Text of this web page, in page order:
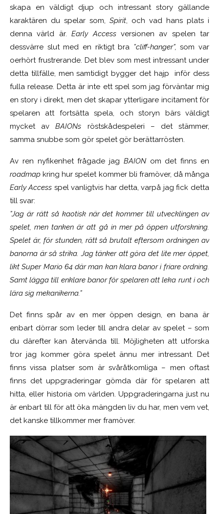
skapa en väldigt djup och intressant story gällande
karaktären du spelar som, Spirit, och vad hans plats i
denna värld är.Early Accessversionen av spelen tar
dessvärre slut med en riktigt bra ”cliff-hanger”, som var
oerhört frustrerande. Det blev som mest intressant under
detta tillfälle, men samtidigt bygger det hajp inför dess
fulla release. Detta är inte ett spel som jag förväntar mig
en story i direkt, men det skapar ytterligare incitament för
spelaren att fortsätta spela, och storyn bärs väldigt
mycket avBAIONs röstskådespeleri – det stämmer,
samma snubbe som gör spelet gör berättarrösten.
Av ren nyfikenhet frågade jag BAIONom det finns en
roadmap kring hur spelet kommer bli framöver, då många
Early Access spel vanligtvis har detta, varpå jag fick detta
till svar:
”Jag är rätt så kaotisk när det kommer till utvecklingen av
spelet, men tanken är att gå in mer på öppen utforskning.
Spelet är, för stunden, rätt så brutalt eftersom ordningen av
banorna är så strika. Jag tänker att göra det lite mer öppet,
likt Super Mario 64 där man kan klara banor i friare ordning.
Samt lägga till enklare banor för spelaren att leka runt i och
lära sig mekanikerna.”
Det finns spår av en mer öppen design, en bana är
enbart dörrar som leder till andra delar av spelet – som
du därefter kan återvända till. Möjligheten att utforska
tror jag kommer göra spelet ännu mer intressant. Det
finns vissa platser som är svåråtkomliga – men oftast
finns det uppgraderingar gömda där för spelaren att
hitta, eller historia om världen. Uppgraderingarna just nu
är enbart till för att öka mängden liv du har, men vem vet,
det kanske tillkommer mer framöver.